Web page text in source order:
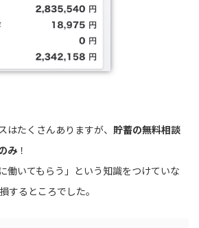
はたくさんありますが、 貯蓄の無料相談
み ！
働いてもらう」という知識をつけていな
するところでした。